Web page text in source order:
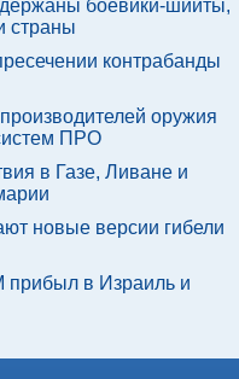
боевики-шииты,
страны
контрабанды
оружия
ПРО
в Газе, Ливане и
новые версии гибели
в Израиль и